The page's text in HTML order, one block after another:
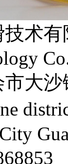
技术
市